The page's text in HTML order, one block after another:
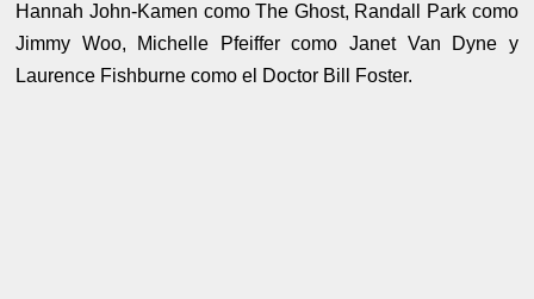
Hannah John-Kamen como The Ghost, Randall Park como
Jimmy Woo, Michelle Pfeiffer como Janet Van Dyne y
Laurence Fishburne como el Doctor Bill Foster.